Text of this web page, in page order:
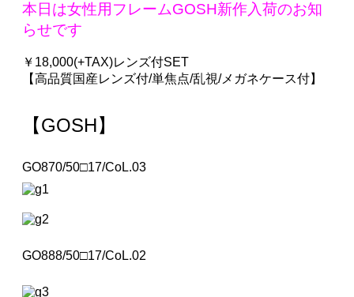
本日は女性用フレームGOSH新作入荷のお知
らせです
￥ 18,000(+TAX)レンズ付SET
【高品質国産レンズ付/単焦点/乱視/メガネケース付】
【GOSH】
GO870/50□17/CoL.03
GO888/50□17/CoL.02